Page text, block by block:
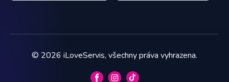
© 2026 iLoveServis, všechny práva vyhrazena.